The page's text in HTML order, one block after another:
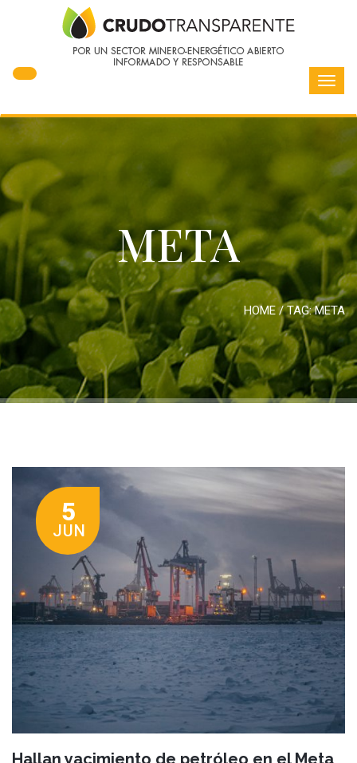
META
HOME/ TAG:META
5
JUN